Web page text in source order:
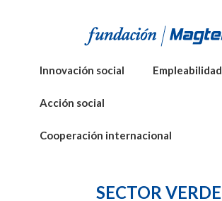
Innovación social Empleabilidad
Acción social
Cooperación internacional
SECTOR VERDE